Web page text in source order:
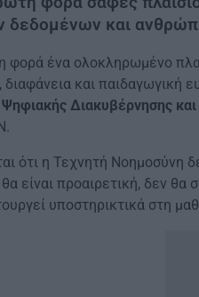
και
φορά ένα ολοκληρωμένο
διαφάνεια και
Διακυβέρνησης
ότι η Τεχνητή
είναι προαιρετική, δεν
υποστηρικτικά στη